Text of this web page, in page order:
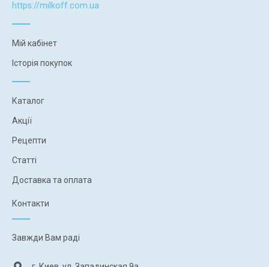
https://milkoff.com.ua
Мій кабінет
Історія покупок
Каталог
Акції
Рецепти
Статті
Доставка та оплата
Контакти
Завжди Вам раді